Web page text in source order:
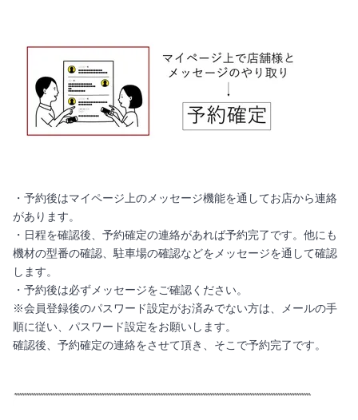
・予約後はマイページ上のメッセージ機能を通してお店から連絡
があります。
・日程を確認後、予約確定の連絡があれば予約完了です。他にも
機材の型番の確認、駐車場の確認などをメッセージを通して確認
します。
・予約後は必ずメッセージをご確認ください。
※会員登録後のパスワード設定がお済みでない方は、メールの手
順に従い、パスワード設定をお願いします。
確認後、予約確定の連絡をさせて頂き、そこで予約完了です。